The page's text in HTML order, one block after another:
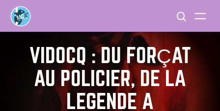
VIDOCQ : DU FORÇAT
AU POLICIER, DE LA
LÉGENDE À